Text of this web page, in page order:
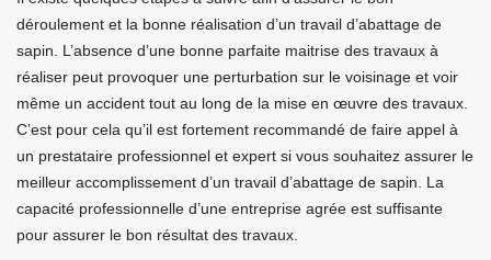
déroulement et la bonne réalisation d’un travail d’abattage de
sapin. L’absence d’une bonne parfaite maitrise des travaux à
réaliser peut provoquer une perturbation sur le voisinage et voir
même un accident tout au long de la mise en œuvre des travaux.
C’est pour cela qu’il est fortement recommandé de faire appel à
un prestataire professionnel et expert si vous souhaitez assurer le
meilleur accomplissement d’un travail d’abattage de sapin. La
capacité professionnelle d’une entreprise agrée est suffisante
pour assurer le bon résultat des travaux.